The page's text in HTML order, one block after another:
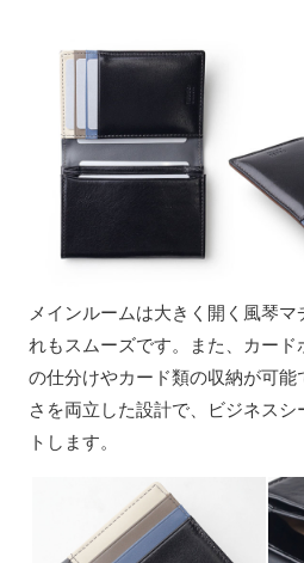
メインルームは大きく開く風琴
れもスムーズです。また、カー
の仕分けやカード類の収納が可
さを両立した設計で、ビジネス
トします。